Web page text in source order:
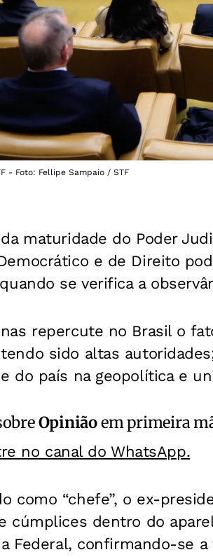
- Foto: Fellipe Sampaio / STF
maturidade do Poder
e de Direito
se verifica a
repercute no Brasil o
sido altas
do país na geopolítica e
Opiniãoem primeira
no canal do WhatsApp.
como “chefe”, o ex-
cúmplices dentro do
Federal, confirmando-se